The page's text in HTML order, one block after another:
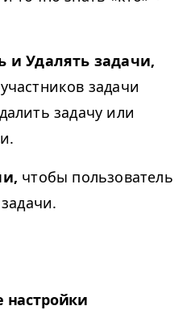
и Удалять задачи,
задачи
задачу или
чтобы пользователь
настройки